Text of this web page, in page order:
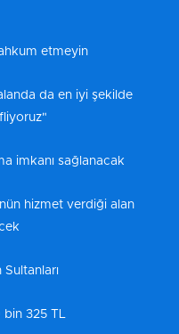
etmeyin
da en iyi şekilde
imkanı sağlanacak
hizmet verdiği alan
bin 325 TL